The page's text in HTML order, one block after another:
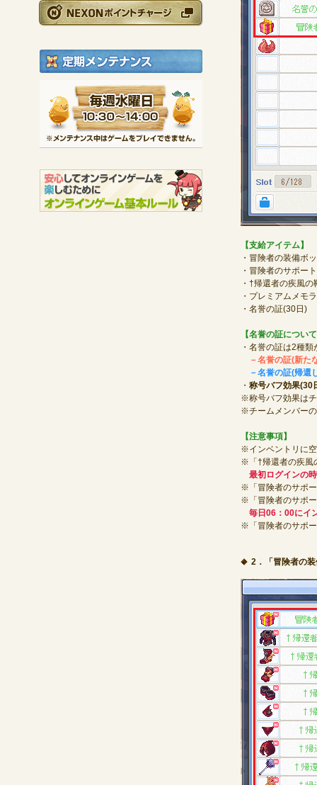
NEXONポイントチ
定期メンテナンス
毎週水曜日 10:30
【支給アイテム】
・冒険者の装備ボ
・冒険者のサポー
・†帰還者の疾風
・プレミアムメモ
・名誉の証(30日)
【名誉の証につい
・名誉の証は2種
－名誉の証(新た
－名誉の証(帰還
・ 称号バフ効果(30
※称号バフ効果は
※チームメンバー
【注意事項】
※インベントリに
※「†帰還者の疾風
最初ログインの
※「冒険者のサポ
※「冒険者のサポ
毎日06：00にイ
※「冒険者のサポ
2．「冒険者の